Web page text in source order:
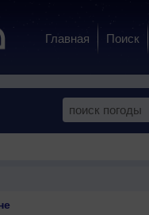
Главная Поиск